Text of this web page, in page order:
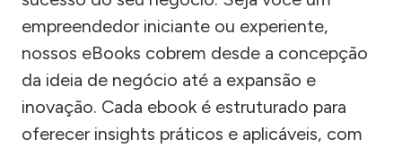
empreendedor iniciante ou experiente,
nossos eBooks cobrem desde a concepção
da ideia de negócio até a expansão e
inovação. Cada ebook é estruturado para
oferecer insights práticos e aplicáveis, com